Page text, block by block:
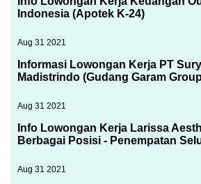
Indonesia (Apotek K-24)
Aug 31 2021
Informasi Lowongan Kerja PT
Madistrindo (Gudang Garam
Aug 31 2021
Info Lowongan Kerja Larissa
Berbagai Posisi - Penempatan
Aug 31 2021